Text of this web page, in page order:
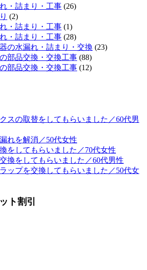
・詰まり・工事 (26)
(2)
・詰まり・工事 (1)
・詰まり・工事 (28)
の水漏れ・詰まり・交換 (23)
部品交換・交換工事 (88)
部品交換・交換工事 (12)
スの取替をしてもらいました／60代男
れを解消／50代女性
をしてもらいました／70代女性
換をしてもらいました／60代男性
ップを交換してもらいました／50代女
ト割引